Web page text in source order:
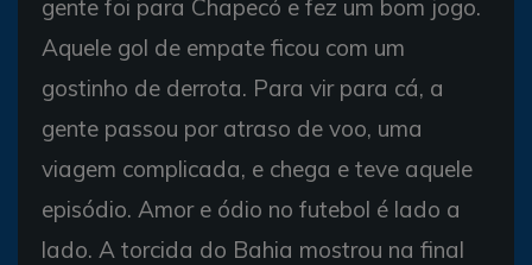
gente foi para Chapecó e fez um bom jogo.
Aquele gol de empate ficou com um
gostinho de derrota. Para vir para cá, a
gente passou por atraso de voo, uma
viagem complicada, e chega e teve aquele
episódio. Amor e ódio no futebol é lado a
lado. A torcida do Bahia mostrou na final